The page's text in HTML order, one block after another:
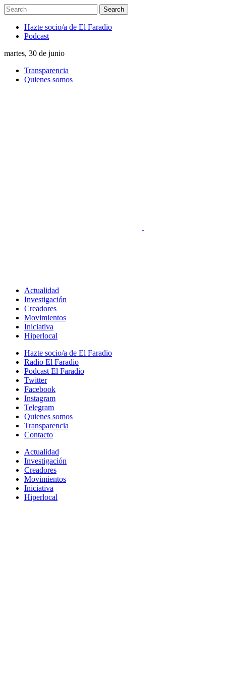
Hazte socio/a de El Faradio
Podcast
martes, 30 de junio
Transparencia
Quienes somos
Actualidad
Investigación
Creadores
Movimientos
Iniciativa
Hiperlocal
Hazte socio/a de El Faradio
Radio El Faradio
Podcast El Faradio
Twitter
Facebook
Instagram
Telegram
Quienes somos
Transparencia
Contacto
Actualidad
Investigación
Creadores
Movimientos
Iniciativa
Hiperlocal